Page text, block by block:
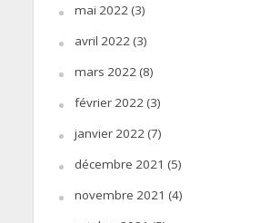
mai 2022(3)
avril 2022(3)
mars 2022(8)
février 2022(3)
janvier 2022(7)
décembre 2021 (5)
novembre 2021 (4)